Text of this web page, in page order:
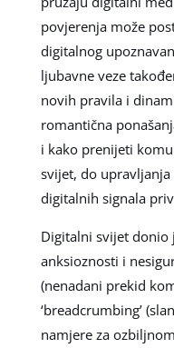
povjerenja može
digitalnog
ljubavne veze
novih pravila i
romantična
i kako prenijeti
svijet, do
digitalnih signala
Digitalni svijet donio
anksioznosti i
(nenadani prekid
‘breadcrumbing’
namjere za